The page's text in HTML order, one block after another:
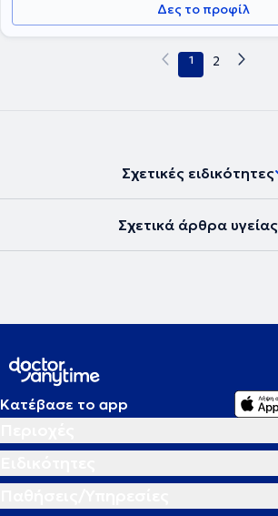
Δες το προφίλ
1 2
Σχετικές ειδικότητες
Σχετικά άρθρα υγείας
Κατέβασε το app